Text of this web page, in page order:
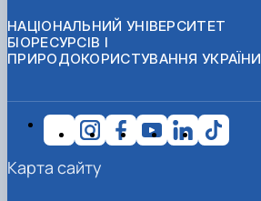
НАЦІОНАЛЬНИЙ УНІВЕРСИТЕТ
БІОРЕСУРСІВ І
ПРИРОДОКОРИСТУВАННЯ УКРАЇНИ
Карта сайту